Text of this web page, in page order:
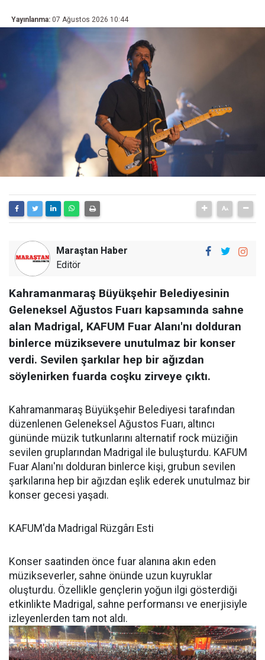
Yayınlanma: 07 Ağustos 2026 10:44
Maraştan Haber
Editör
Kahramanmaraş Büyükşehir Belediyesinin
Geleneksel Ağustos Fuarı kapsamında sahne
alan Madrigal, KAFUM Fuar Alanı'nı dolduran
binlerce müziksevere unutulmaz bir konser
verdi. Sevilen şarkılar hep bir ağızdan
söylenirken fuarda coşku zirveye çıktı.
Kahramanmaraş Büyükşehir Belediyesi tarafından
düzenlenen Geleneksel Ağustos Fuarı, altıncı
gününde müzik tutkunlarını alternatif rock müziğin
sevilen gruplarından Madrigal ile buluşturdu. KAFUM
Fuar Alanı'nı dolduran binlerce kişi, grubun sevilen
şarkılarına hep bir ağızdan eşlik ederek unutulmaz bir
konser gecesi yaşadı.
KAFUM'da Madrigal Rüzgârı Esti
Konser saatinden önce fuar alanına akın eden
müzikseverler, sahne önünde uzun kuyruklar
oluşturdu. Özellikle gençlerin yoğun ilgi gösterdiği
etkinlikte Madrigal, sahne performansı ve enerjisiyle
izleyenlerden tam not aldı.